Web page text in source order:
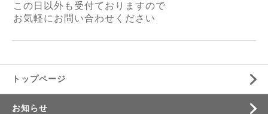
この日以外も受付ておりますので
お気軽にお問い合わせください
トップページ
お知らせ